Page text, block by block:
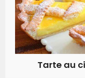
Tarte au